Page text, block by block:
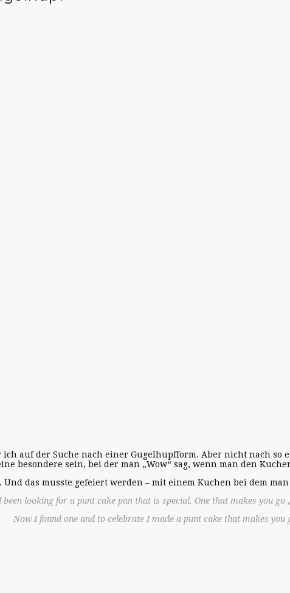
ich auf der Suche nach einer Gugelhupfform. Aber nicht nach
besondere sein, bei der man „Wow“ sag, wenn man den
das musste gefeiert werden – mit einem Kuchen bei dem
been looking for a punt cake pan that is special. One that makes you
Now I found one and to celebrate I made a punt cake that makes you